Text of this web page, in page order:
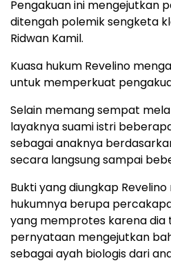
Pengakuan ini mengejutkan
ditengah polemik sengketa
Ridwan Kamil.
Kuasa hukum Revelino
untuk memperkuat
Selain memang sempat
layaknya suami istri
sebagai anaknya
secara langsung sampai
Bukti yang diungkap
hukumnya berupa
yang memprotes karena
pernyataan mengejutkan
sebagai ayah biologis dari